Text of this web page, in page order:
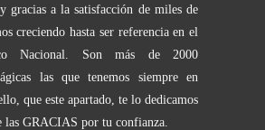
gracias a la satisfacción de miles de
creciendo hasta ser referencia en el
Nacional. Son más de 2000
las que tenemos siempre en
que este apartado, te lo dedicamos
las GRACIAS por tu confianza.